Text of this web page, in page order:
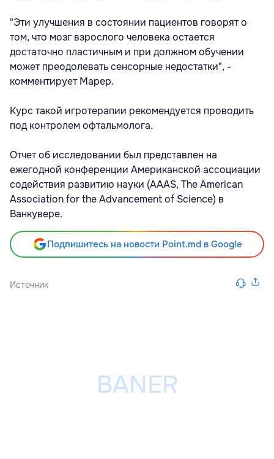
"Эти улучшения в состоянии пациентов говорят о
том, что мозг взрослого человека остается
достаточно пластичным и при должном обучении
может преодолевать сенсорные недостатки", -
комментирует Марер.
Курс такой игротерапии рекомендуется проводить
под контролем офтальмолога.
Отчет об исследовании был представлен на
ежегодной конференции Американской ассоциации
содействия развитию науки (AAAS, The American
Association for the Advancement of Science) в
Ванкувере.
Подпишитесь на новости Point.md в Google
Источник